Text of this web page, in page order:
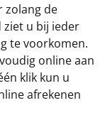
zolang de
u bij ieder
te voorkomen.
online aan
klik kun u
afrekenen